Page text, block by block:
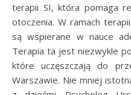
terapii SI, która pomaga
otoczenia. W ramach
są wspierane w nauce
Terapia ta jest niezwykle
które uczęszczają do
Warszawie. Nie mniej